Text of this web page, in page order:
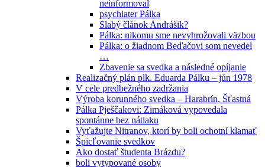
neinformoval
psychiater Pálka
Slabý článok Andrášik?
Pálka: nikomu sme nevyhrožovali väzbou
Pálka: o žiadnom Beďačovi som nevedel
…
Zbavenie sa svedka a následné opíjanie
Realizačný plán plk. Eduarda Pálku – jún 1978
V cele predbežného zadržania
Výroba korunného svedka – Harabrín, Šťastná
Pálka Pješčakovi: Zimáková vypovedala
spontánne bez nátlaku
Vyťažujte Nitranov, ktorí by boli ochotní klamať
Špicľovanie svedkov
Ako dostať študenta Brázdu?
boli vytypované osoby